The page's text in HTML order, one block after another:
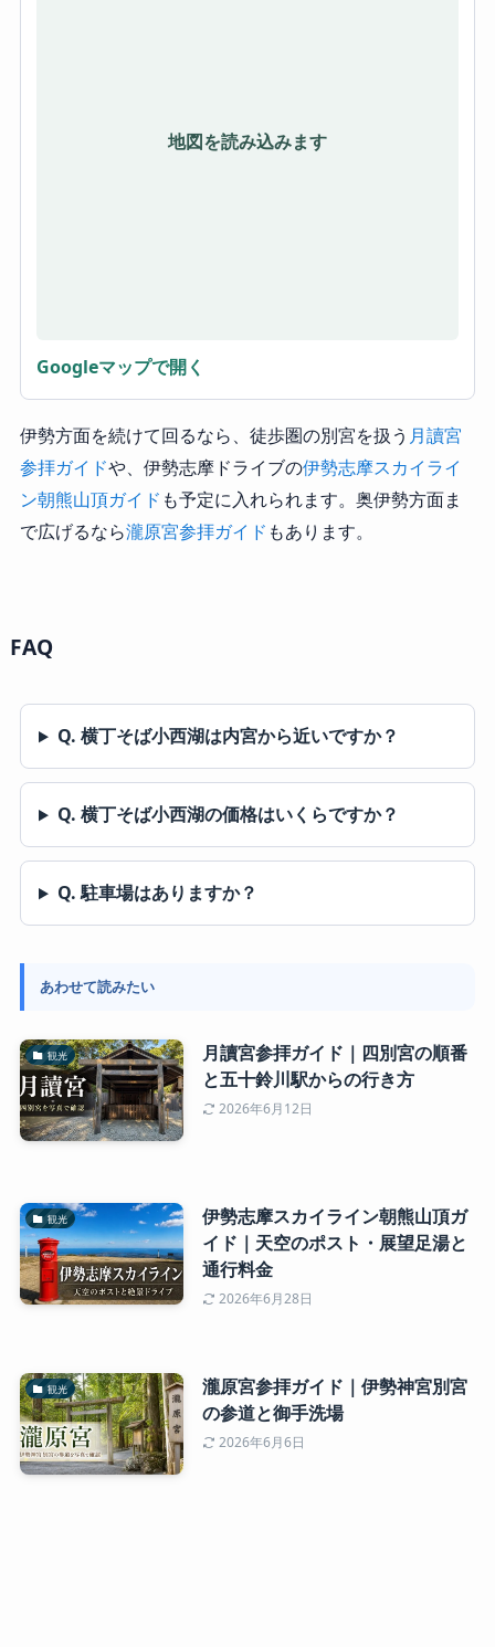
地図を読み込みます
Googleマップで開く
伊勢方面を続けて回るなら、徒歩圏の別宮を扱う 月讀宮
参拝ガイドや、伊勢志摩ドライブの伊勢志摩スカイライ
ン朝熊山頂ガイド も予定に入れられます。奥伊勢方面ま
で広げるなら瀧原宮参拝ガイド もあります。
FAQ
Q. 横丁そば小西湖は内宮から近いですか？
Q. 横丁そば小西湖の価格はいくらですか？
Q. 駐車場はありますか？
あわせて読みたい
観光
月讀宮参拝ガイド｜四別宮の順番
と五十鈴川駅からの行き方
2026年6月12日
観光
伊勢志摩スカイライン朝熊山頂ガ
イド｜天空のポスト・展望足湯と
通行料金
2026年6月28日
観光
瀧原宮参拝ガイド｜伊勢神宮別宮
の参道と御手洗場
2026年6月6日